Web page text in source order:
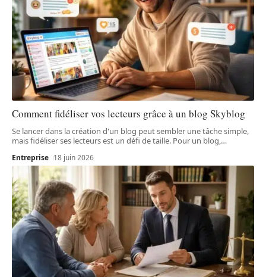
Comment fidéliser vos lecteurs grâce à un blog Skyblog
Se lancer dans la création d'un blog peut sembler une tâche simple,
mais fidéliser ses lecteurs est un défi de taille. Pour un blog, …
Entreprise 18 juin 2026